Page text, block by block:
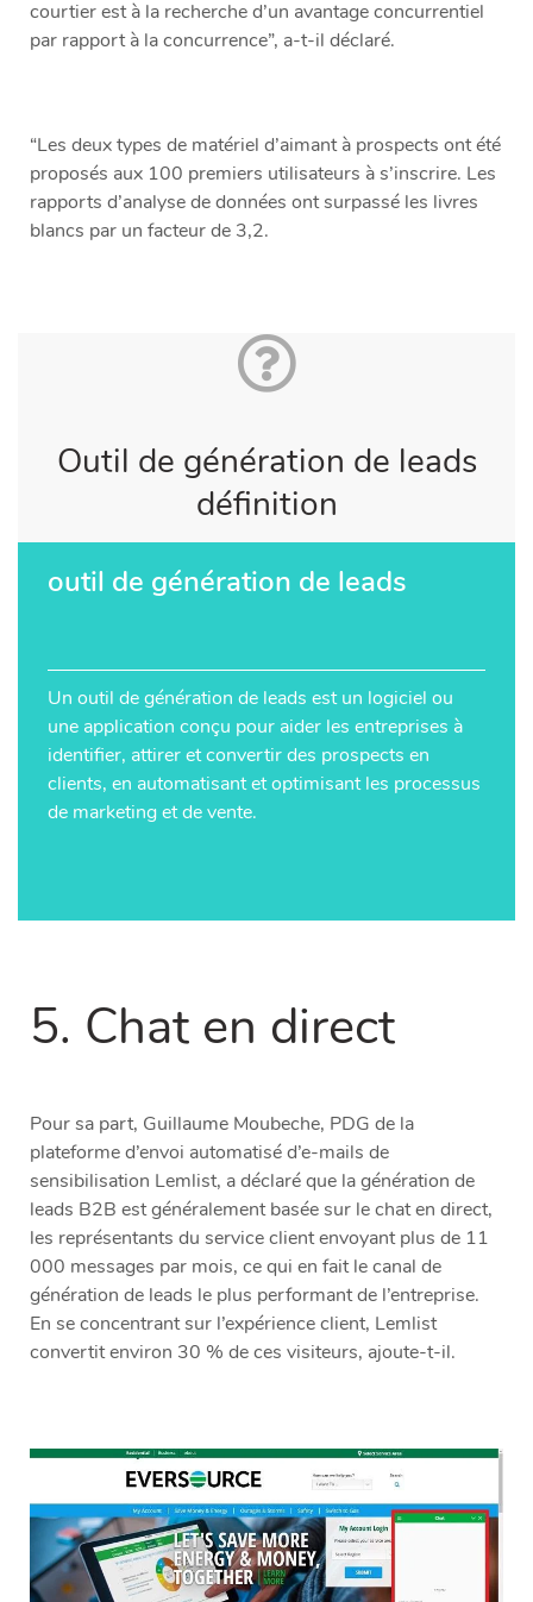
courtier est à la recherche d’un avantage concurrentiel
par rapport à la concurrence”, a-t-il déclaré.
“Les deux types de matériel d’aimant à prospects ont été
proposés aux 100 premiers utilisateurs à s’inscrire. Les
rapports d’analyse de données ont surpassé les livres
blancs par un facteur de 3,2.
Outil de génération de leads
définition
outil de génération de leads
Un outil de génération de leads est un logiciel ou
une application conçu pour aider les entreprises à
identifier, attirer et convertir des prospects en
clients, en automatisant et optimisant les processus
de marketing et de vente.
5. Chat en direct
Pour sa part, Guillaume Moubeche, PDG de la
plateforme d’envoi automatisé d’e-mails de
sensibilisation Lemlist, a déclaré que la génération de
leads B2B est généralement basée sur le chat en direct,
les représentants du service client envoyant plus de 11
000 messages par mois, ce qui en fait le canal de
génération de leads le plus performant de l’entreprise.
En se concentrant sur l’expérience client, Lemlist
convertit environ 30 % de ces visiteurs, ajoute-t-il.